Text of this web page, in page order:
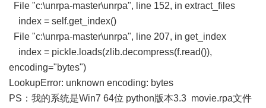
File "c:\unrpa-master\unrpa", line 152, in extract_files
index = self.get_index()
File "c:\unrpa-master\unrpa", line 207, in get_index
index = pickle.loads(zlib.decompress(f.read()),
encoding="bytes")
LookupError: unknown encoding: bytes
PS：我的系统是Win7 64位 python版本3.3 movie.rpa文件